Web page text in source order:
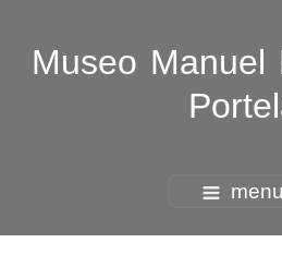
Museo Manuel
menu